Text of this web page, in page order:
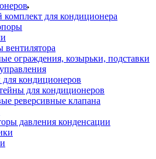
для кондиционера
ограждения, козырьки, подставки
кондиционеров
для кондиционеров
реверсивные клапана
давления конденсации